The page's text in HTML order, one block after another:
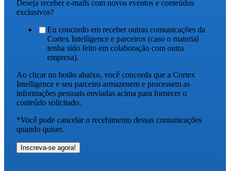
Deseja receber e-mails com novos eventos e conteúdos
exclusivos?
Eu concordo em receber outras comunicações da
Cortex Intelligence e parceiros (caso o material
tenha sido feito em colaboração com outra
empresa).
Ao clicar no botão abaixo, você concorda que a Cortex
Intelligence e seu parceiro armazenem e processem as
informações pessoais enviadas acima para fornecer o
conteúdo solicitado.
*Você pode cancelar o recebimento dessas comunicações
quando quiser.